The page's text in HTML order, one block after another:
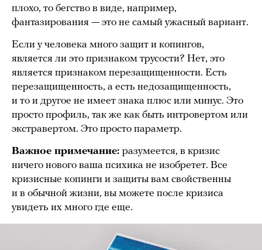
плохо, то бегство в виде, например,
фантазирования — это не самый ужасный вариант.
Если у человека много защит и копингов,
является ли это признаком трусости? Нет, это
является признаком перезащищенности. Есть
перезащищенность, а есть недозащищенность,
и то и другое не имеет знака плюс или минус. Это
просто профиль, так же как быть интровертом или
экстравертом. Это просто параметр.
Важное примечание: разумеется, в кризис
ничего нового ваша психика не изобретет. Все
кризисные копинги и защиты вам свойственны
и в обычной жизни, вы можете после кризиса
увидеть их много где еще.